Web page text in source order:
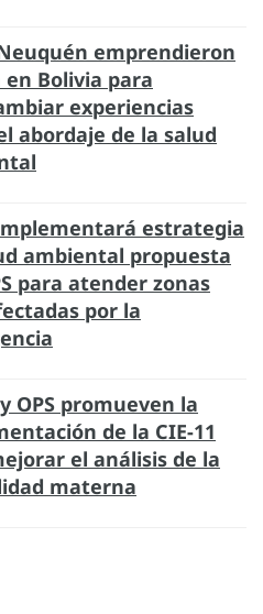
emprendieron
en Bolivia para
experiencias
abordaje de la salud
estrategia
ambiental propuesta
para atender zonas
por la
OPS promueven la
de la CIE-11
el análisis de la
materna